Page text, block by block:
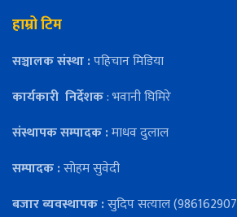
हाम्रो टिम
सञ्चालक संस्था :पहिचान मिडिया
कार्यकारी निर्देशक: भवानी घिमिरे
संस्थापक सम्पादक :माधव दुलाल
सम्पादक :सोहम सुवेदी
बजार ब्यवस्थापक :सुदिप सत्याल